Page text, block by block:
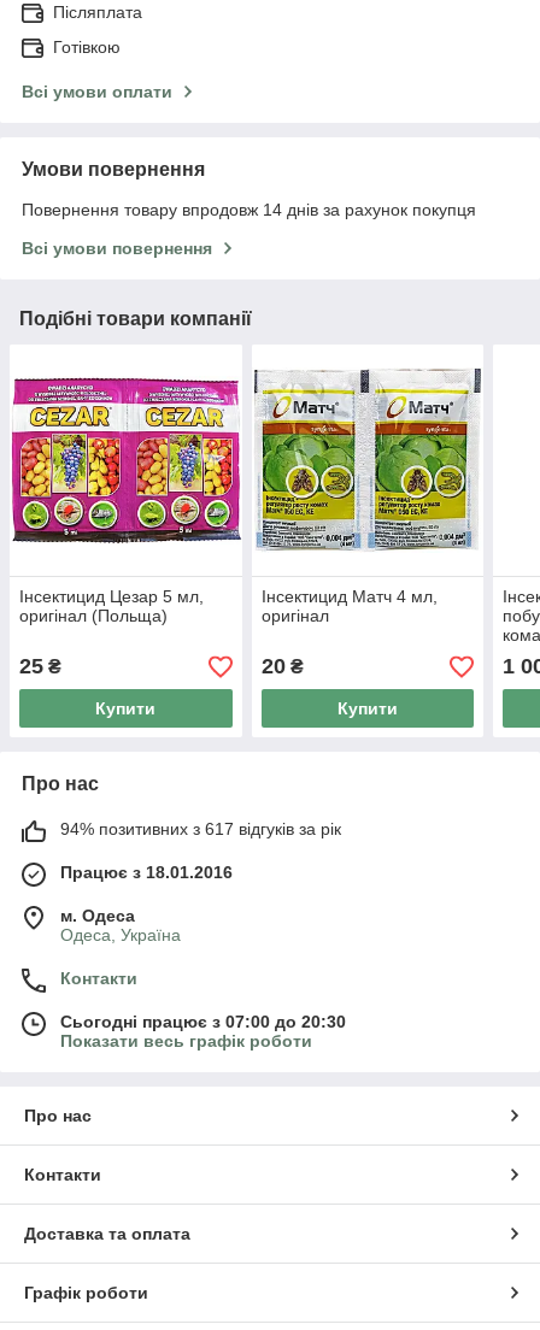
Післяплата
Готівкою
Всі умови оплати
Умови повернення
Повернення товару впродовж 14 днів за рахунок покупця
Всі умови повернення
Подібні товари компанії
Інсектицид Цезар 5 мл,
оригінал (Польща)
25 ₴
Купити
Інсектицид Матч 4 мл,
оригінал
20₴
Купити
1
Про нас
94% позитивних з 617 відгуків за рік
Працює з 18.01.2016
м. Одеса
Одеса, Україна
Контакти
Сьогодні працює з 07:00 до 20:30
Показати весь графік роботи
Про нас
Контакти
Доставка та оплата
Графік роботи